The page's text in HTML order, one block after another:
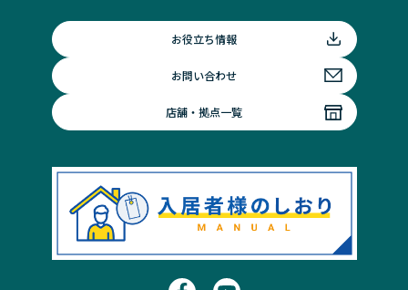
お役立ち情報
お問い合わせ
店舗・拠点一覧